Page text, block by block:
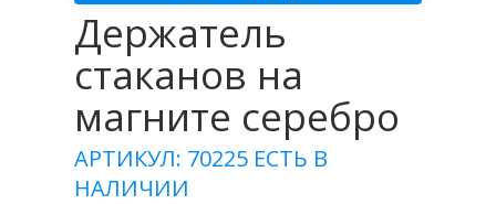
Держатель
стаканов на
магните серебро
АРТИКУЛ: 70225 ЕСТЬ В
НАЛИЧИИ